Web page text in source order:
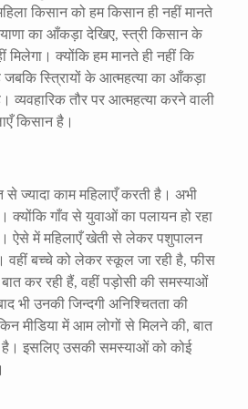
किसान को हम किसान ही नहीं मानते
का आँकड़ा देखिए, स्त्री किसान के
मिलेगा। क्योंकि हम मानते ही नहीं कि
जबकि स्त्रिायों के आत्महत्या का आँकड़ा
व्यवहारिक तौर पर आत्महत्या करने वाली
किसान है।
से ज्यादा काम महिलाएँ करती है। अभी
गाँव से युवाओं का पलायन हो रहा
ऐसे में महिलाएँ खेती से लेकर पशुपालन
बच्चे को लेकर स्कूल जा रही है, फीस
कर रही हैं, वहीं पड़ोसी की समस्याओं
भी उनकी जिन्दगी अनिश्चितता की
मीडिया में आम लोगों से मिलने की, बात
इसलिए उसकी समस्याओं को कोई